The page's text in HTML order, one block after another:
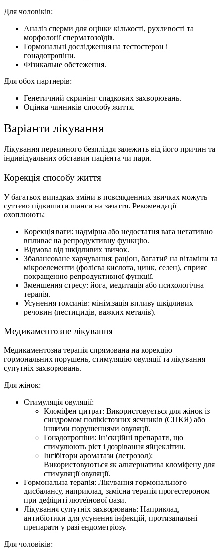
Для чоловіків:
Аналіз сперми для оцінки кількості, рухливості та
морфології сперматозоїдів.
Гормональні дослідження на тестостерон і
гонадотропіни.
Фізикальне обстеження.
Для обох партнерів:
Генетичний скринінг спадкових захворювань.
Оцінка чинників способу життя.
Варіанти лікування
Лікування первинного безпліддя залежить від його причин та
індивідуальних обставин пацієнта чи пари.
Корекція способу життя
У багатьох випадках зміни в повсякденних звичках можуть
суттєво підвищити шанси на зачаття. Рекомендації
охоплюють:
Корекція ваги: надмірна або недостатня вага негативно
впливає на репродуктивну функцію.
Відмова від шкідливих звичок.
Збалансоване харчування: раціон, багатий на вітаміни та
мікроелементи (фолієва кислота, цинк, селен), сприяє
покращенню репродуктивної функції.
Зменшення стресу: йога, медитація або психологічна
терапія.
Усунення токсинів: мінімізація впливу шкідливих
речовин (пестицидів, важких металів).
Медикаментозне лікування
Медикаментозна терапія спрямована на корекцію
гормональних порушень, стимуляцію овуляції та лікування
супутніх захворювань.
Для жінок:
Стимуляція овуляції:
Кломіфен цитрат: Використовується для жінок із
синдромом полікістозних яєчників (СПКЯ) або
іншими порушеннями овуляції.
Гонадотропіни: Ін’єкційні препарати, що
стимулюють ріст і дозрівання яйцеклітин.
Інгібітори ароматази (летрозол):
Використовуються як альтернатива кломіфену для
стимуляції овуляції.
Гормональна терапія: Лікування гормонального
дисбалансу, наприклад, замісна терапія прогестероном
при дефіциті лютеїнової фази.
Лікування супутніх захворювань: Наприклад,
антибіотики для усунення інфекцій, протизапальні
препарати у разі ендометріозу.
Для чоловіків: